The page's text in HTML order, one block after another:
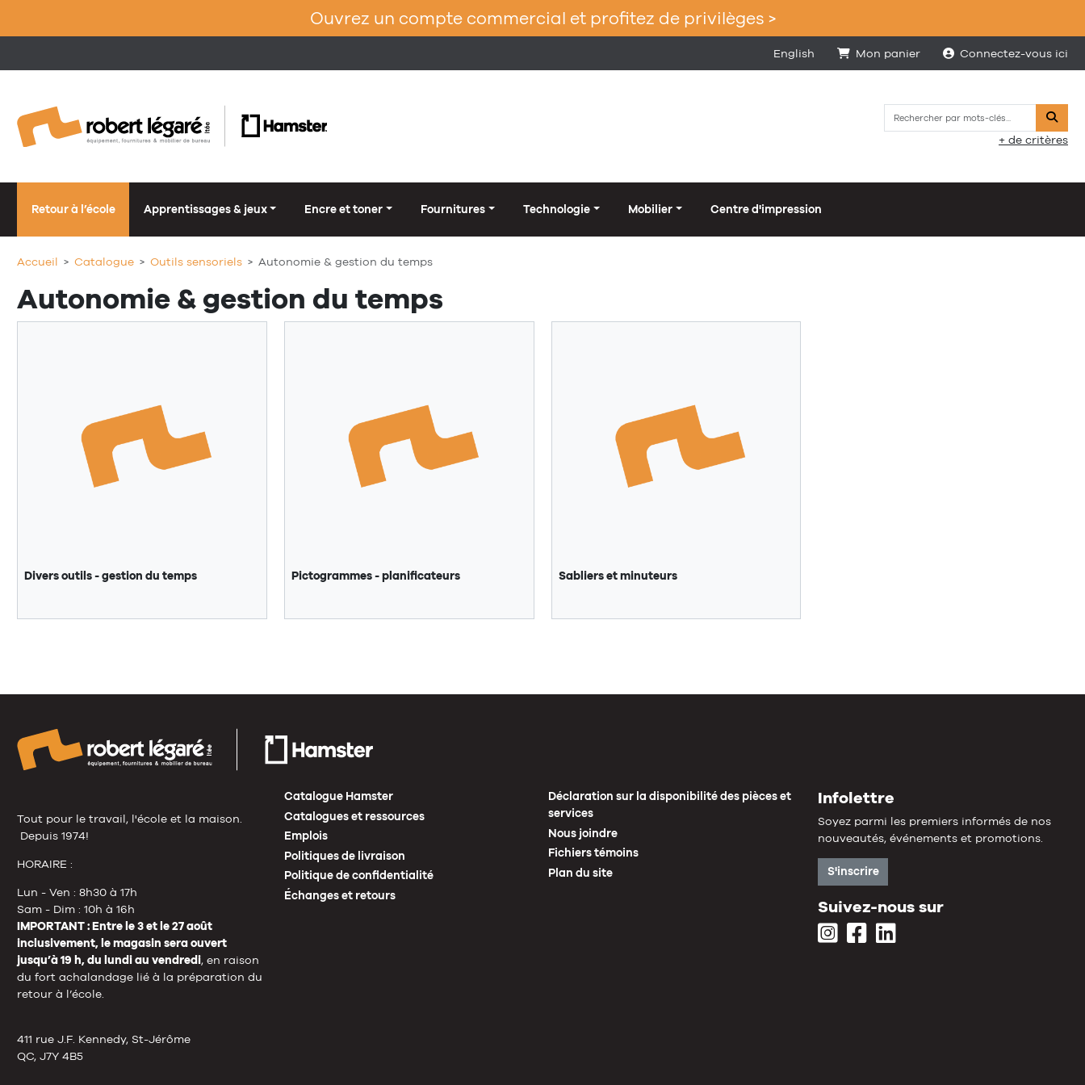
Ouvrez un compte commercial et profitez de privilèges >
English Mon panier Connectez-vous ici
+ de critères
Retour à l’école Apprentissages & jeux Encre et toner Fournitures Technologie Mobilier Centre d'impression
Accueil Catalogue Outils sensoriels Autonomie & gestion du temps
Autonomie & gestion du temps
Divers outils - gestion du temps Pictogrammes - planificateurs Sabliers et minuteurs
Tout pour le travail, l'école et la maison.
Depuis 1974!
HORAIRE :
Lun - Ven : 8h30 à 17h
Sam - Dim : 10h à 16h
IMPORTANT : Entre le 3 et le 27 août
inclusivement, le magasin sera ouvert
jusqu’à 19 h, du lundi au vendredi, en raison
du fort achalandage lié à la préparation du
retour à l’école.
411 rue J.F. Kennedy, St-Jérôme
QC, J7Y 4B5
Catalogue Hamster
Catalogues et ressources
Emplois
Politiques de livraison
Politique de confidentialité
Échanges et retours
Déclaration sur la disponibilité des pièces et
services
Nous joindre
Fichiers témoins
Plan du site
Infolettre
Soyez parmi les premiers informés de nos
nouveautés, événements et promotions.
S'inscrire
Suivez-nous sur